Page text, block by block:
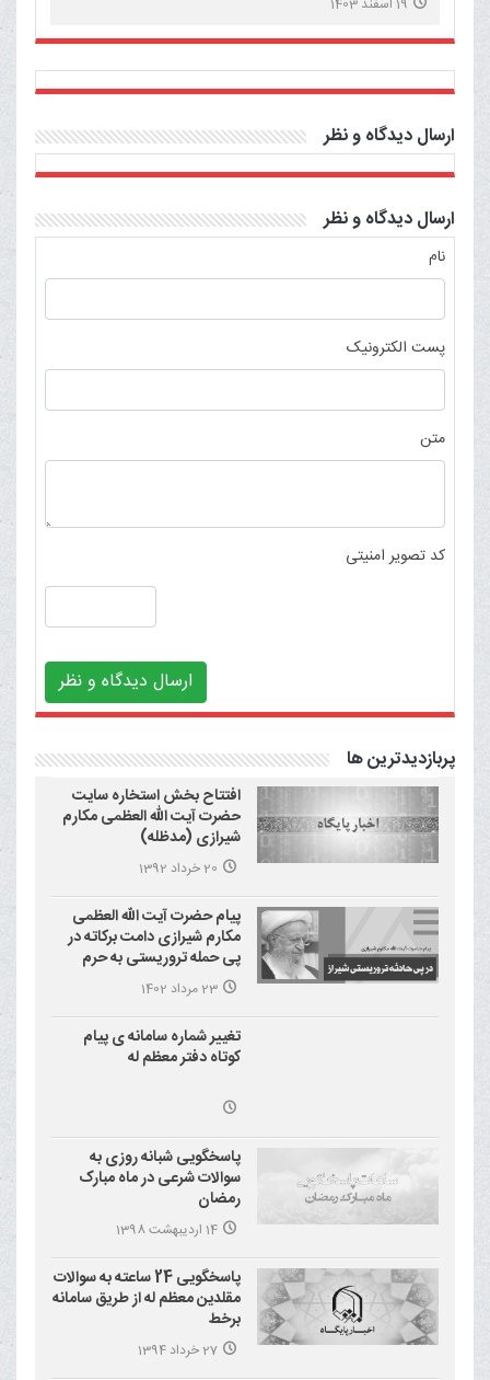
19 اسفند 1403
ارسال دیدگاه و نظر
ارسال دیدگاه و نظر
نام
پست الکترونیک
متن
کد تصویر امنیتی
ارسال دیدگاه و نظر
پربازدیدترین ها
افتتاح بخش استخاره سایت
حضرت آیت الله العظمی مکارم
شیرازی (مدظله)
20 خرداد 1392
پیام حضرت آیت الله العظمی
مکارم شیرازی دامت برکاته در
پی حمله تروریستی به حرم
احمد بن موسی علیه السلام
(شاهچراغ)
23 مرداد 1402
تغییر شماره سامانه ی پیام
کوتاه دفتر معظم له
پاسخگویی شبانه روزی به
سوالات شرعی در ماه مبارک
رمضان
14 اردیبهشت 1398
پاسخگویی 24 ساعته به سوالات
مقلدین معظم له از طریق سامانه
برخط
27 خرداد 1394